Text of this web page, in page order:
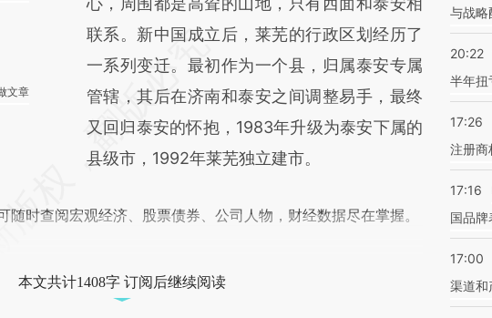
文章
联系。新中国成立后，莱芜的行政区划经历了
一系列变迁。最初作为一个县，归属泰安专属
管辖，其后在济南和泰安之间调整易手，最终
又回归泰安的怀抱，1983年升级为泰安下属的
县级市，1992年莱芜独立建市。
随时查阅宏观经济、股票债券、公司人物，财经数据尽在掌握。
本文共计1408字 订阅后继续阅读
与战略
20:22
半年
17:26
注册商
17:16
国品牌
17:00
渠道和